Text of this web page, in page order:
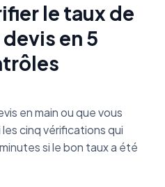
le taux de
en 5
en main ou que vous
cinq vérifications qui
si le bon taux a été